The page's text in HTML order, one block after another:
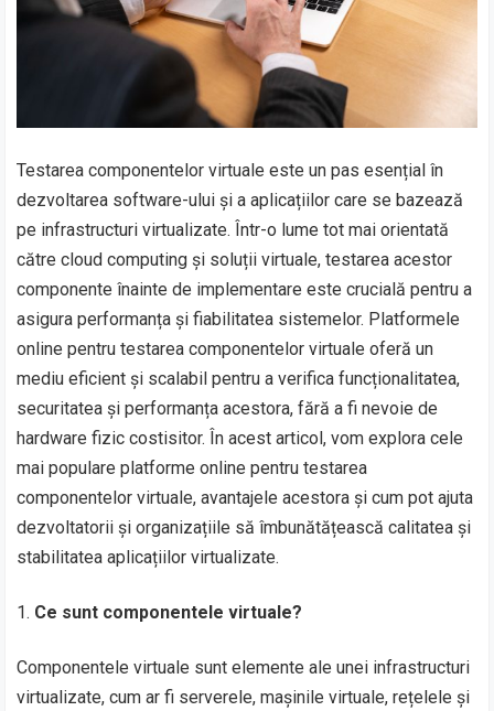
Testarea componentelor virtuale este un pas esențial în
dezvoltarea software-ului și a aplicațiilor care se bazează
pe infrastructuri virtualizate. Într-o lume tot mai orientată
către cloud computing și soluții virtuale, testarea acestor
componente înainte de implementare este crucială pentru a
asigura performanța și fiabilitatea sistemelor. Platformele
online pentru testarea componentelor virtuale oferă un
mediu eficient și scalabil pentru a verifica funcționalitatea,
securitatea și performanța acestora, fără a fi nevoie de
hardware fizic costisitor. În acest articol, vom explora cele
mai populare platforme online pentru testarea
componentelor virtuale, avantajele acestora și cum pot ajuta
dezvoltatorii și organizațiile să îmbunătățească calitatea și
stabilitatea aplicațiilor virtualizate.
Ce sunt componentele virtuale?
Componentele virtuale sunt elemente ale unei infrastructuri
virtualizate, cum ar fi serverele, mașinile virtuale, rețelele și